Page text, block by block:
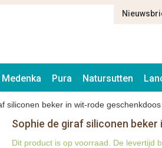
Medenka Pura Natursutten
siliconen beker in wit-rode geschenkdoos
Sophie de giraf siliconen
Dit product is op voorraad. De levertijd